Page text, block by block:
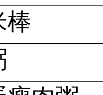
棒